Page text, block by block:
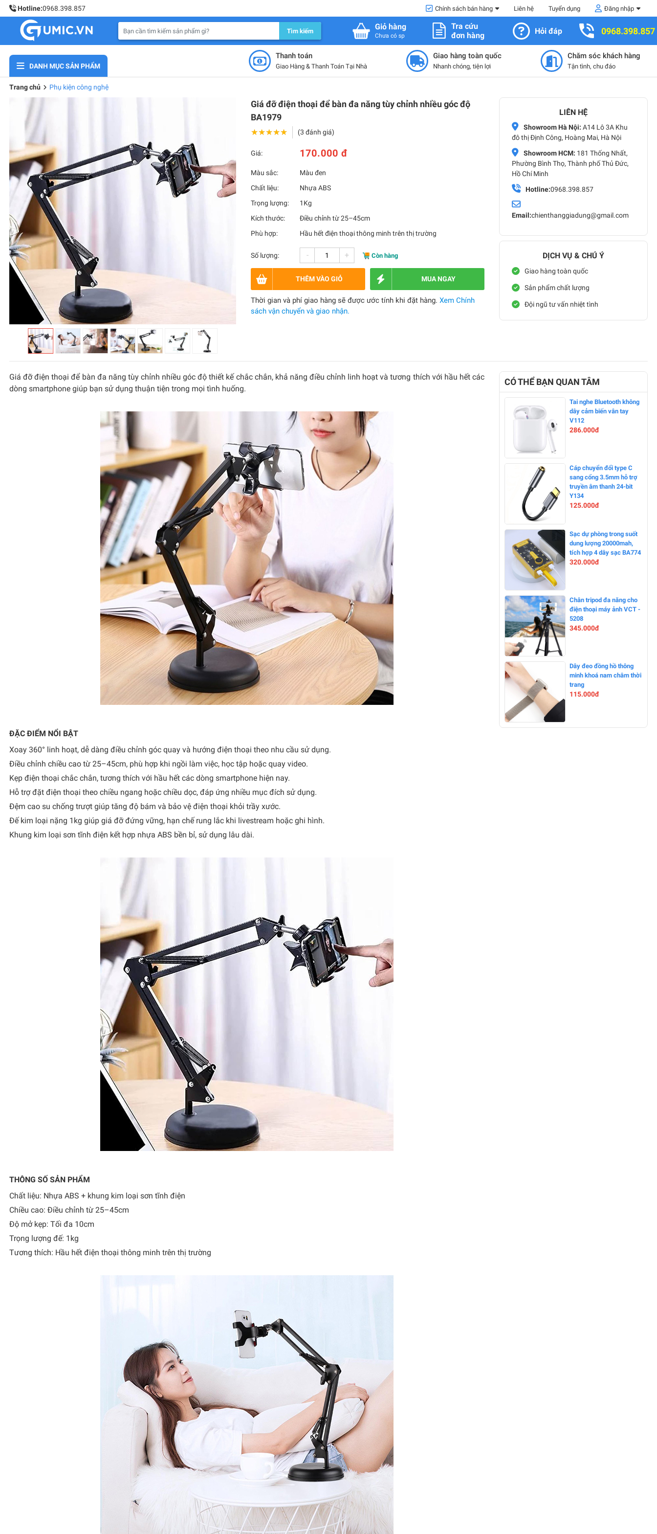
Hotline:0968.398.857 Chính sách bán hàng Liên hệ Tuyển dụng Đăng nhập
Tìm kiếm Giỏ hàng
Chưa có sp
Tra cứu
đơn hàng
Hỏi đáp 0968.398.857
DANH MỤC SẢN PHẨM
Thanh toán
Giao Hàng & Thanh Toán Tại Nhà
Giao hàng toàn quốc
Nhanh chóng, tiện lợi
Chăm sóc khách hàng
Tận tình, chu đáo
Trang chủ Phụ kiện công nghệ
Giá đỡ điện thoại để bàn đa năng tùy chỉnh nhiều góc độ
BA1979
★★★★★
★★★★★ (3 đánh giá)
Giá: 170.000 đ
Màu sắc:
Màu đen
Chất liệu:
Nhựa ABS
Trọng lượng:
1Kg
Kích thước:
Điều chỉnh từ 25–45cm
Phù hợp:
Hầu hết điện thoại thông minh trên thị trường
Số lượng: - + Còn hàng
THÊM VÀO GIỎ MUA NGAY
Thời gian và phí giao hàng sẽ được ước tính khi đặt hàng.Xem Chính
sách vận chuyển và giao nhận.
LIÊN HỆ
Showroom Hà Nội: A14 Lô 3A Khu
đô thị Định Công, Hoàng Mai, Hà Nội
Showroom HCM: 181 Thống Nhất,
Phường Bình Thọ, Thành phố Thủ Đức,
Hồ Chí Minh
Hotline:0968.398.857
Email:chienthanggiadung@gmail.com
DỊCH VỤ & CHÚ Ý
Giao hàng toàn quốc
Sản phẩm chất lượng
Đội ngũ tư vấn nhiệt tình
Giá đỡ điện thoại để bàn đa năng tùy chỉnh nhiều góc độ thiết kế chắc chắn, khả năng điều chỉnh linh hoạt và tương thích với hầu hết các
dòng smartphone giúp bạn sử dụng thuận tiện trong mọi tình huống.
ĐẶC ĐIỂM NỔI BẬT
Xoay 360° linh hoạt, dễ dàng điều chỉnh góc quay và hướng điện thoại theo nhu cầu sử dụng.
Điều chỉnh chiều cao từ 25–45cm, phù hợp khi ngồi làm việc, học tập hoặc quay video.
Kẹp điện thoại chắc chắn, tương thích với hầu hết các dòng smartphone hiện nay.
Hỗ trợ đặt điện thoại theo chiều ngang hoặc chiều dọc, đáp ứng nhiều mục đích sử dụng.
Đệm cao su chống trượt giúp tăng độ bám và bảo vệ điện thoại khỏi trầy xước.
Đế kim loại nặng 1kg giúp giá đỡ đứng vững, hạn chế rung lắc khi livestream hoặc ghi hình.
Khung kim loại sơn tĩnh điện kết hợp nhựa ABS bền bỉ, sử dụng lâu dài.
THÔNG SỐ SẢN PHẨM
Chất liệu: Nhựa ABS + khung kim loại sơn tĩnh điện
Chiều cao: Điều chỉnh từ 25–45cm
Độ mở kẹp: Tối đa 10cm
Trọng lượng đế: 1kg
Tương thích: Hầu hết điện thoại thông minh trên thị trường
CÓ THỂ BẠN QUAN TÂM
-12%
Tai nghe Bluetooth không
dây cảm biến vân tay
V112
286.000đ
-0%
Cáp chuyển đổi type C
sang cổng 3.5mm hỗ trợ
truyền âm thanh 24-bit
Y134
125.000đ
-0%
Sạc dự phòng trong suốt
dung lượng 20000mah,
tích hợp 4 dây sạc BA774
320.000đ
-8%
Chân tripod đa năng cho
điện thoại máy ảnh VCT -
5208
345.000đ
-0%
Dây đeo đồng hồ thông
minh khoá nam châm thời
trang
115.000đ